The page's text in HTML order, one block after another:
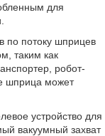
для
по потоку шприцев
таким как
робот-
шприца может
устройство для
вакуумный захват